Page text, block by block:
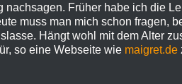
nachsagen. Früher habe ich die
muss man mich schon fragen,
Hängt wohl mit dem Alter
so eine Webseite wie maigret.de